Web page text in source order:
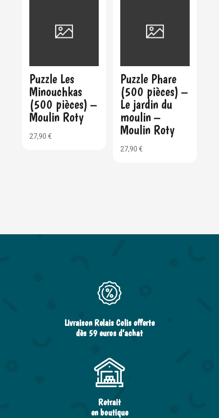
Puzzle Les
Minouchkas
(500 pièces) –
Moulin Roty
27,90 €
Puzzle Phare
(500 pièces) –
Le jardin du
moulin –
Moulin Roty
27,90€
Livraison Relais Colis offerte
dès 59 euros d’achat
Retrait
en boutique